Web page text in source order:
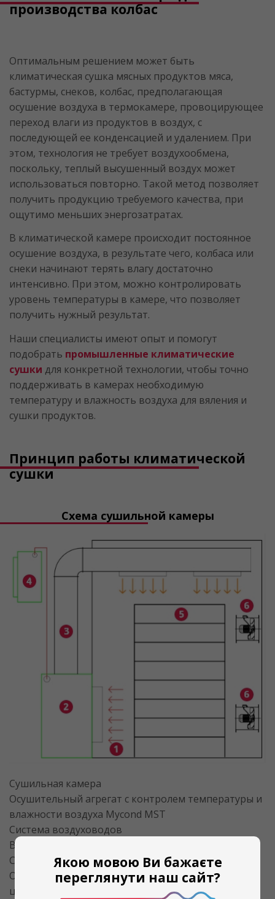
производства колбас
Оптимальным решением может быть
климатическая сушка мясных продуктов мяса,
бастурмы, снеков, колбас, предполагающая
осушение воздуха в термокамере, провоцирующее
переход влаги из продуктов в воздух, с
последующей ее конденсацией и удалением. При
этом, технология не требует воздухообмена,
поскольку, теплый высушенный воздух может
использоваться повторно. Такой метод позволяет
получить продукцию требуемого качества, при
ощутимо меньших энергозатратах.
В климатической камере происходит постоянное
осушение воздуха, в результате чего, колбаса или
снеки начинают терять влагу достаточно
интенсивно. При этом, можно контролировать
уровень температуры в камере, что позволяет
получить нужный результат.
Наши специалисты имеют опыт и помогут
подобрать промышленные климатические
сушки для конкретной технологии, чтобы точно
поддерживать в камерах необходимую
температуру и влажность воздуха для вяления и
сушки продуктов.
Принцип работы климатической
сушки
Схема сушильной камеры
Сушильная камера
Осушительный агрегат с контролем температуры и
влажности воздуха Mycond MST
Система воздуховодов
Выносной конденсаторный блок.
Стеллаж с продукцией
Осевой вентилятор с регулируемым режимом для
циркуляции воздуха.
Якою мовою Ви бажаєте
переглянути наш сайт?